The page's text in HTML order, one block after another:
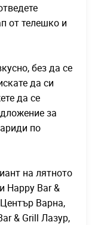
от телешко и
без да се
да си
да се
за
по
на лятното
Happy Bar &
Варна,
& Grill Лазур,